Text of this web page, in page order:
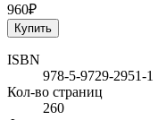
960₽
Купить
ISBN
978-5-9729-2951-1
Кол-во страниц
260